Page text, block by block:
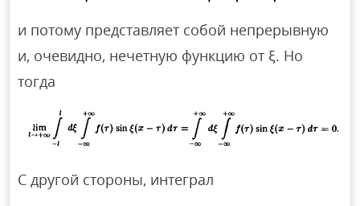
и потому представляет собой непрерывную
и, очевидно, нечетную функцию от ξ. Но
тогда
С другой стороны, интеграл